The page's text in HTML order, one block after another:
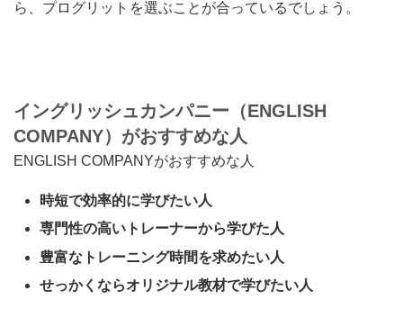
ら、プログリット を選ぶことが合っているでしょう。
イングリッシュカンパニー（ENGLISH
COMPANY）がおすすめな人
ENGLISH COMPANYがおすすめな人
時短で効率的に学びたい人
専門性の高いトレーナーから学びた人
豊富なトレーニング時間を求めたい人
せっかくならオリジナル教材で学びたい人